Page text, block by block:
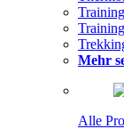
Mehr
Alle